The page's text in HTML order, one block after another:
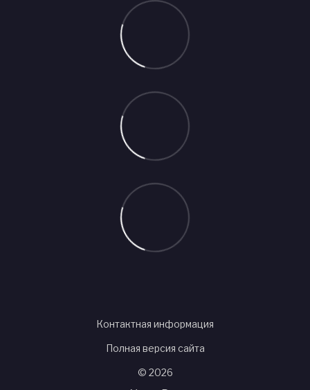
Контактная информация
Полная версия сайта
© 2026